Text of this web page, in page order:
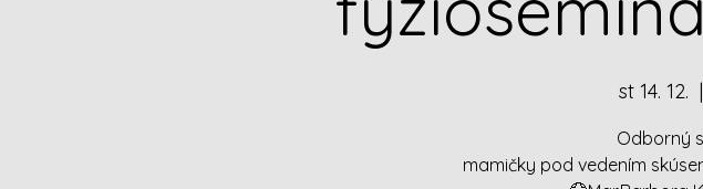
st 14. 12.
  |
Odborný
mamičky pod vedením